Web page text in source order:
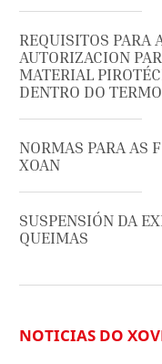
REQUISITOS PARA
AUTORIZACION
MATERIAL
DENTRO DO
NORMAS PARA AS
XOAN
SUSPENSIÓN DA
QUEIMAS
NOTICIAS DO